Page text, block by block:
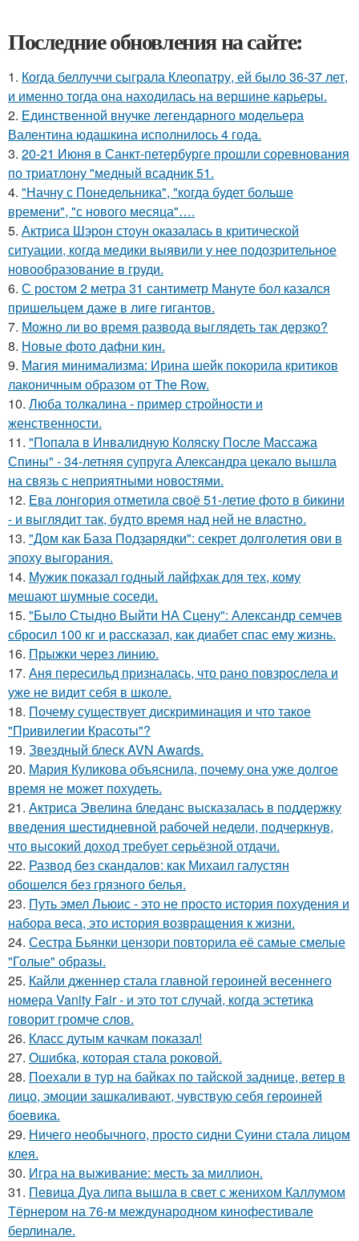
Последние обновления на сайте:
1. Когда беллуччи сыграла Клеопатру, ей было 36-37 лет,
и именно тогда она находилась на вершине карьеры.
2. Единственной внучке легендарного модельера
Валентина юдашкина исполнилось 4 года.
3. 20-21 Июня в Санкт-петербурге прошли соревнования
по триатлону "медный всадник 51.
4. "Начну с Понедельника", "когда будет больше
времени", "с нового месяца"….
5. Актриса Шэрон стоун оказалась в критической
ситуации, когда медики выявили у нее подозрительное
новообразование в груди.
6. С ростом 2 метра 31 сантиметр Мануте бол казался
пришельцем даже в лиге гигантов.
7. Можно ли во время развода выглядеть так дерзко?
8. Новые фото дафни кин.
9. Магия минимализма: Ирина шейк покорила критиков
лаконичным образом от The Row.
10. Люба толкалина - пример стройности и
женственности.
11. "Попала в Инвалидную Коляску После Массажа
Спины" - 34-летняя супруга Александра цекало вышла
на связь с неприятными новостями.
12. Ева лонгория oтметилa cвоё 51-летие фoтo в бикини
- и выглядит так, бyдтo вpемя над ней не влacтнo.
13. "Дом как База Подзарядки": секрет долголетия ови в
эпоху выгорания.
14. Мужик показал годный лайфхак для тех, кому
мешают шумные соседи.
15. "Было Стыдно Выйти НА Сцену": Александр семчев
сбросил 100 кг и рассказал, как диабет спас ему жизнь.
16. Прыжки через линию.
17. Аня пересильд призналась, что рано повзрослела и
уже не видит себя в школе.
18. Почему существует дискриминация и что такое
"Привилегии Красоты"?
19. Звездный блеск AVN Awards.
20. Мария Куликова объяснила, почему она уже долгое
время не может похудеть.
21. Актриса Эвелина бледанс высказалась в поддержку
введения шестидневной рабочей недели, подчеркнув,
что высокий доход требует серьёзной отдачи.
22. Развод без скандалов: как Михаил галустян
обошелся без грязного белья.
23. Путь эмел Льюис - это не просто история похудения и
набора веса, это история возвращения к жизни.
24. Сестра Бьянки цензори повторила её самые смелые
"Голые" образы.
25. Кайли дженнер стала главной героиней весеннего
номера Vanity Fair - и это тот случай, когда эстетика
говорит громче слов.
26. Класс дутым качкам показал!
27. Ошибка, которая стала роковой.
28. Поехали в тур на байках по тайской заднице, ветер в
лицо, эмоции зашкаливают, чувствую себя героиней
боевика.
29. Ничего необычного, просто сидни Суини стала лицом
клея.
30. Игра на выживание: месть за миллион.
31. Певица Дуа липа вышла в свет с женихом Каллумом
Тёрнером на 76-м международном кинофестивале
берлинале.